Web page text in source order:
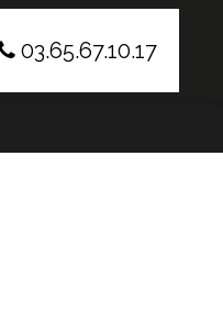
03.65.67.10.17